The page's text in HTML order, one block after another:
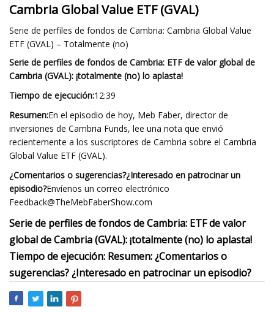
Cambria Global Value ETF (GVAL)
Serie de perfiles de fondos de Cambria: Cambria Global Value
ETF (GVAL) – Totalmente (no)
Serie de perfiles de fondos de Cambria: ETF de valor global de
Cambria (GVAL): ¡totalmente (no) lo aplasta!
Tiempo de ejecución:12:39
Resumen:En el episodio de hoy, Meb Faber, director de
inversiones de Cambria Funds, lee una nota que envió
recientemente a los suscriptores de Cambria sobre el Cambria
Global Value ETF (GVAL).
¿Comentarios o sugerencias?¿Interesado en patrocinar un
episodio?Envíenos un correo electrónico
Feedback@TheMebFaberShow.com
Serie de perfiles de fondos de Cambria: ETF de valor
global de Cambria (GVAL): ¡totalmente (no) lo aplasta!
Tiempo de ejecución: Resumen: ¿Comentarios o
sugerencias? ¿Interesado en patrocinar un episodio?